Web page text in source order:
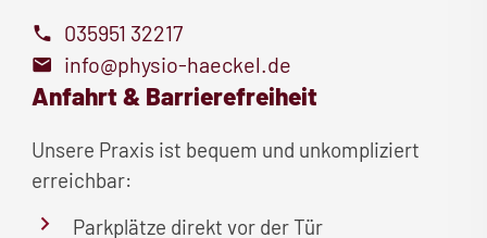
035951 32217
info@physio-haeckel.de
Anfahrt & Barrierefreiheit
Unsere Praxis ist bequem und unkompliziert
erreichbar:
Parkplätze direkt vor der Tür